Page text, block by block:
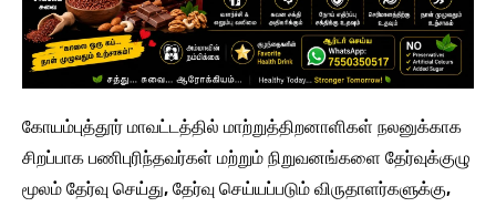
கோயம்புத்தூர் மாவட்டத்தில் மாற்றுத்திறனாளிகள் நலனுக்காக
சிறப்பாக பணிபுரிந்தவர்கள் மற்றும் நிறுவனங்களை தேர்வுக்குழு
மூலம் தேர்வு செய்து, தேர்வு செய்யப்படும் விருதாளர்களுக்கு,